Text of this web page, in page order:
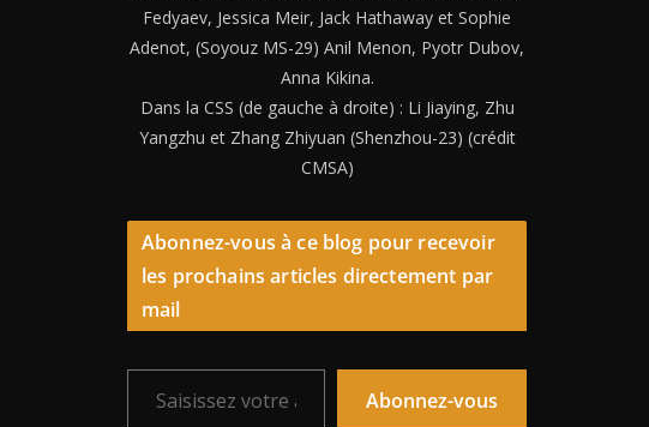
Fedyaev, Jessica Meir, Jack Hathaway et Sophie
Adenot, (Soyouz MS-29) Anil Menon, Pyotr Dubov,
Anna Kikina.
Dans la CSS (de gauche à droite) : Li Jiaying, Zhu
Yangzhu et Zhang Zhiyuan (Shenzhou-23) (crédit
CMSA)
Abonnez-vous à ce blog pour recevoir
les prochains articles directement par
mail
Saisissez votre adresse e-mail…
Abonnez-vous